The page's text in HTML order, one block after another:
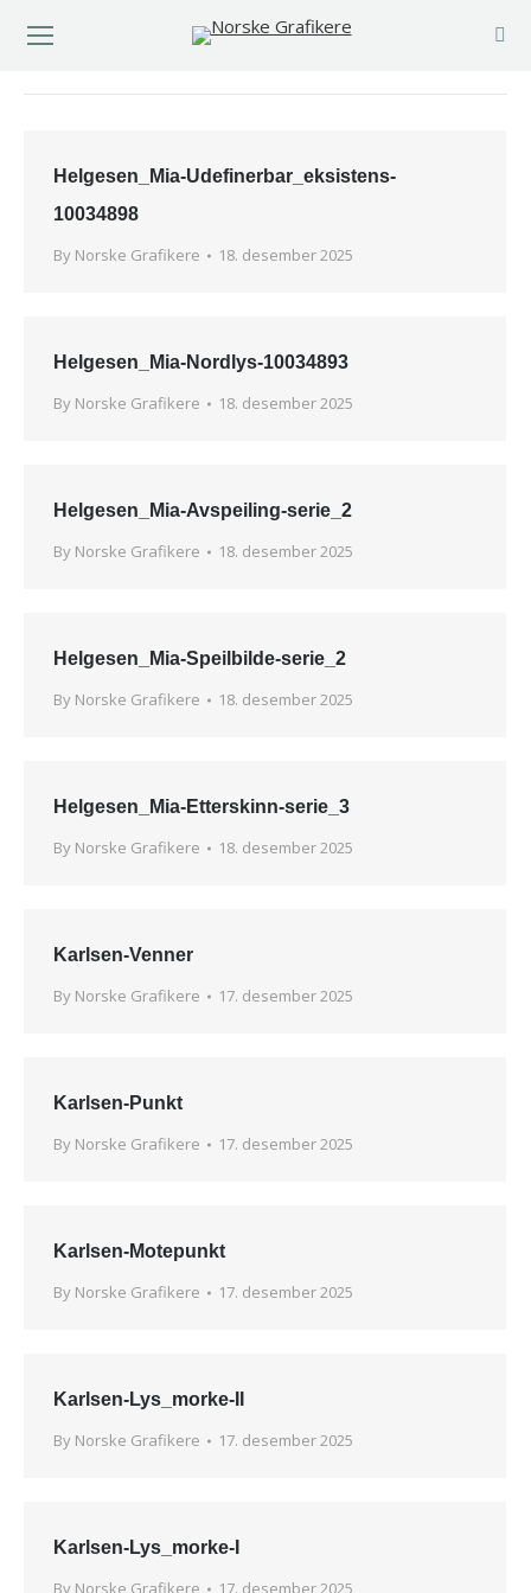
Helgesen_Mia-Udefinerbar_eksistens-
10034898
By Norske Grafikere 18. desember 2025
Helgesen_Mia-Nordlys-10034893
By Norske Grafikere 18. desember 2025
Helgesen_Mia-Avspeiling-serie_2
By Norske Grafikere 18. desember 2025
Helgesen_Mia-Speilbilde-serie_2
By Norske Grafikere 18. desember 2025
Helgesen_Mia-Etterskinn-serie_3
By Norske Grafikere 18. desember 2025
Karlsen-Venner
By Norske Grafikere 17. desember 2025
Karlsen-Punkt
By Norske Grafikere 17. desember 2025
Karlsen-Motepunkt
By Norske Grafikere 17. desember 2025
Karlsen-Lys_morke-II
By Norske Grafikere 17. desember 2025
Karlsen-Lys_morke-I
By Norske Grafikere 17. desember 2025